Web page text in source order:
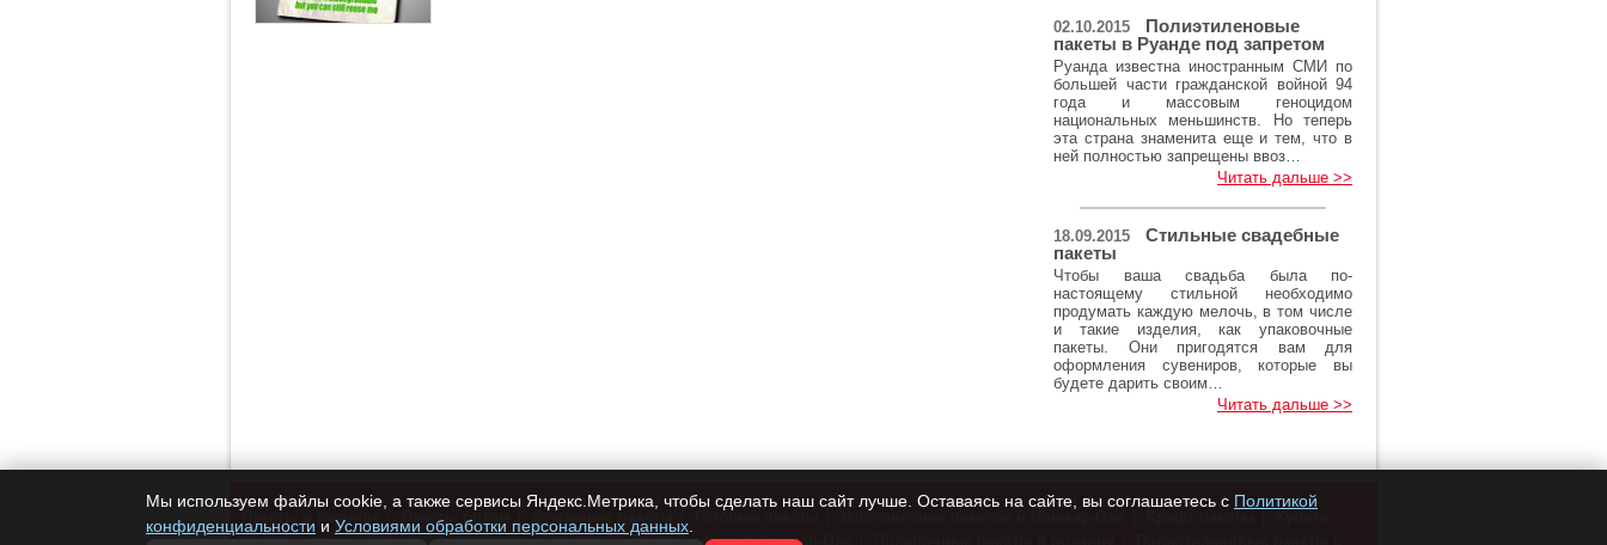
02.10.2015
Полиэтиленовые
пакеты в Руанде под запретом
Руанда известна иностранным СМИ по
большей части гражданской войной 94
года и массовым геноцидом
национальных меньшинств. Но теперь
эта страна знаменита еще и тем, что в
ней полностью запрещены ввоз…
Читать дальше >>
18.09.2015
Стильные свадебные
пакеты
Чтобы ваша свадьба была по-
настоящему стильной необходимо
продумать каждую мелочь, в том числе
и такие изделия, как упаковочные
пакеты. Они пригодятся вам для
оформления сувениров, которые вы
будете дарить своим…
Читать дальше >>
Пакеты в розницу Пакеты оптом
пакеты оптом
Нанесение логотипа на пакеты Пакеты оптом в Йошкар-Оле
Мы используем файлы cookie, а также сервисы Яндекс.Метрика, чтобы сделать наш сайт лучше. Оставаясь на сайте, вы соглашаетесь с Политикой
конфиденциальности и Условиями обработки персональных данных